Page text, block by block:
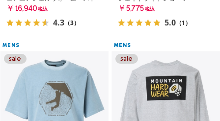
￥16,940 税込
4.3 （3）
￥5,775 税込
5.0 （1）
MENS MENS